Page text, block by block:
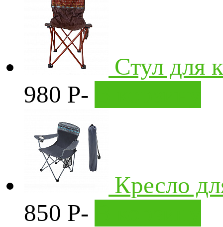
Стул для
980 Р-
Кресло
850 P-